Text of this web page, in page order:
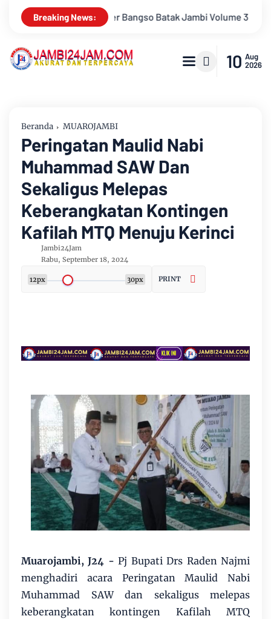
Breaking News:
Volume 3 Siap Menggebrak! Menampilkan Marsada Band dan
10 Aug
2026
Beranda MUAROJAMBI
Peringatan Maulid Nabi
Muhammad SAW Dan
Sekaligus Melepas
Keberangkatan Kontingen
Kafilah MTQ Menuju Kerinci
Jambi24Jam
Rabu, September 18, 2024
12px 30px PRINT
Muarojambi, J24 -Pj Bupati Drs Raden Najmi
menghadiri acara Peringatan Maulid Nabi
Muhammad SAW dan sekaligus melepas
keberangkatan kontingen Kafilah MTQ